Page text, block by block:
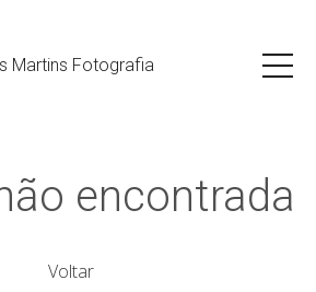
Martins Fotografia
encontrada
Voltar